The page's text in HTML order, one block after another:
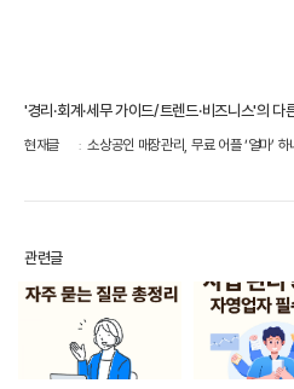
'경리·회계·세무 가이드/트렌드·비즈니스'의 다
현재글 소상공인 매장관리, 무료 어플 ‘얼마’
관련글